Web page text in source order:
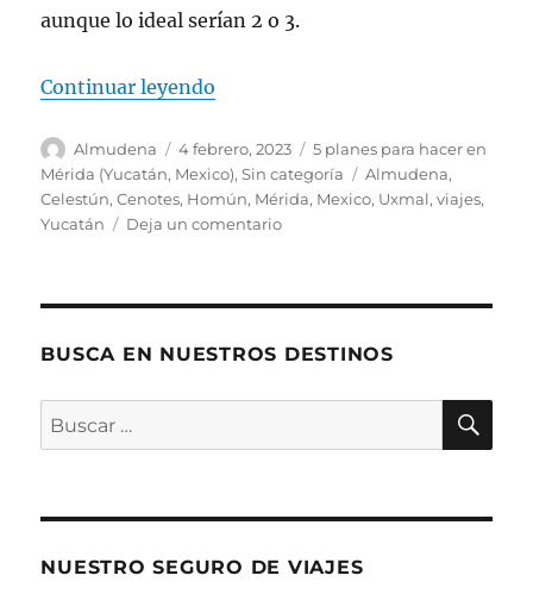
aunque lo ideal serían 2 o 3.
Continuar leyendo
Autor
Almudena
Publicado
el
4 febrero, 2023 Categorías
5 planes para hacer en
Mérida (Yucatán, Mexico),Sin categoría Etiquetas
Almudena,
Celestún,Cenotes, Homún, Mérida, Mexico, Uxmal,viajes,
Yucatán
Deja un comentarioen
en
(Yucatán,
BUSCA EN NUESTROS DESTINOS
Buscar
por:
NUESTRO SEGURO DE VIAJES